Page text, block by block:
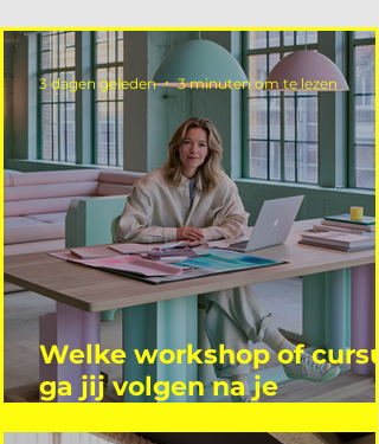
Welke workshop of
ga jij volgen na je
3 dagen geleden 3 minuten om te lezen